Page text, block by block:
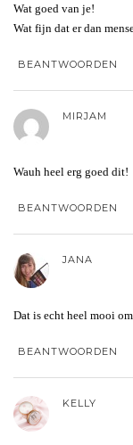
Wat goed van je!
Wat fijn dat er dan
BEANTWOORDEN
MIRJAM
Wauh heel erg goed dit!
BEANTWOORDEN
JANA
Dat is echt heel mooi
BEANTWOORDEN
KELLY